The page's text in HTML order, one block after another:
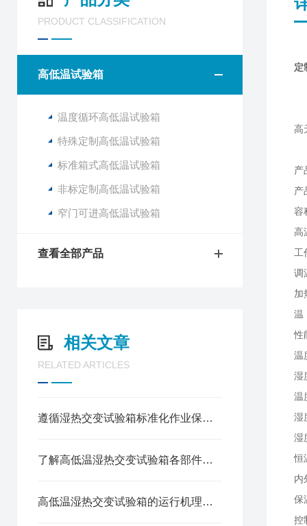
PRODUCT CLASSIFICATION
高低温试验箱
温度循环高低温试验箱
特殊定制高低温试验箱
标准箱式高低温试验箱
非标定制高低温试验箱
窄门可进高低温试验箱
查看全部产品
相关文章
RELATED ARTICLES
遵循湿热交变试验箱标准化作业保障试验数据真实有效
了解高低温湿热交变试验箱各部件功能特性保障环境试验数据精准可靠
高低温湿热交变试验箱的运行机理与核心特性
定
高
产
产
容
高
工
调
加
温
性
温
温
湿
湿
恒
内
保
控